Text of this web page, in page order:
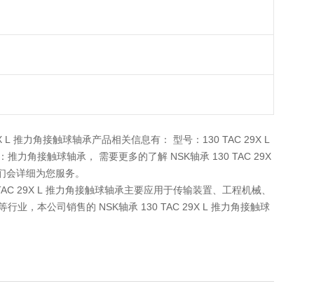
推力角接触球轴承产品相关信息有： 型号：130 TAC 29X L
力角接触球轴承， 需要更多的了解 NSK轴承 130 TAC 29X
详细为您服务。
29X L 推力角接触球轴承主要应用于传输装置、工程机械、
业，本公司销售的 NSK轴承 130 TAC 29X L 推力角接触球